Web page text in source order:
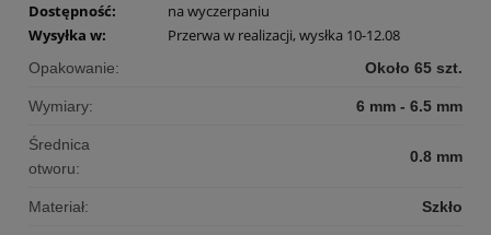
Dostępność:
na wyczerpaniu
Wysyłka w:
Przerwa w realizacji, wysłka 10-12.08
Opakowanie: Około 65 szt.
Wymiary: 6 mm - 6.5 mm
Średnica
otworu:
0.8 mm
Materiał: Szkło